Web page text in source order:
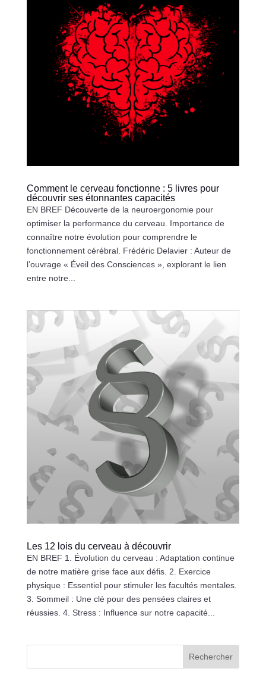
Comment le cerveau fonctionne : 5 livres pour
découvrir ses étonnantes capacités
EN BREF Découverte de la neuroergonomie pour
optimiser la performance du cerveau. Importance de
connaître notre évolution pour comprendre le
fonctionnement cérébral. Frédéric Delavier : Auteur de
l’ouvrage « Éveil des Consciences », explorant le lien
entre notre...
Les 12 lois du cerveau à découvrir
EN BREF 1. Évolution du cerveau : Adaptation continue
de notre matière grise face aux défis. 2. Exercice
physique : Essentiel pour stimuler les facultés mentales.
3. Sommeil : Une clé pour des pensées claires et
réussies. 4. Stress : Influence sur notre capacité...
Rechercher